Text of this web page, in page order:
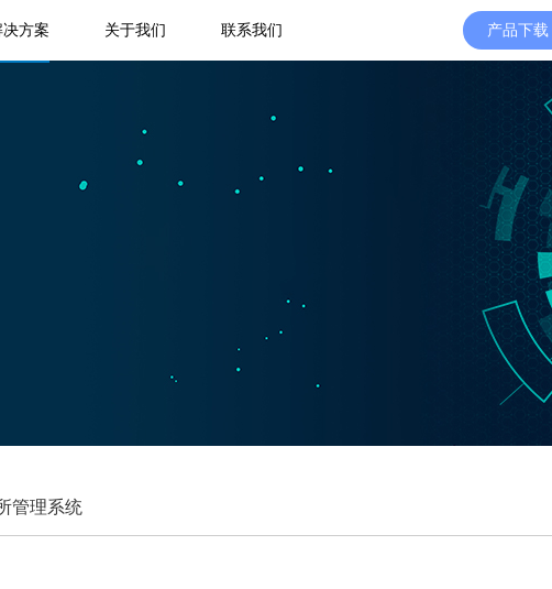
云审
审计作业系统
跨财务平台监控 院校内部审计系统 审计实验教学
技术通知 小鼎课堂
决方案 关于我们 联系我们 产品下载
管理系统